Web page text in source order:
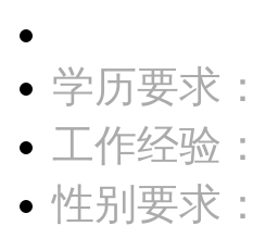
学历要求：
工作经验：
性别要求：